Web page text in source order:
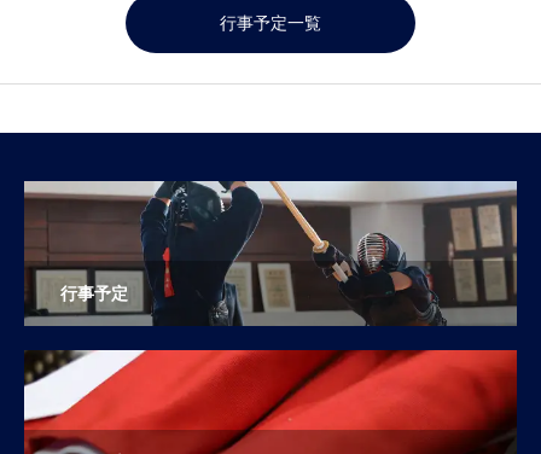
行事予定一覧
行事予定